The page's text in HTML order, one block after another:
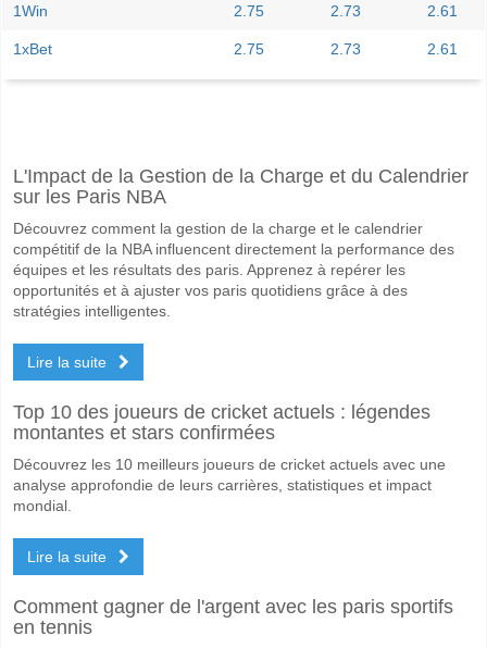
1Win 2.75 2.73 2.61
1xBet 2.75 2.73 2.61
Le match entre Raja Beni Mellal v Chabab Atl. Khenifra 13 June 2026
Un Match Nul dans le match a une probabilité de 36%.
Les deux équipes marqueront-elles dans le match
Non pour Les Deux Équipes Marquent, avec un pourcentage de 66%.
Quel sera le résultat correct attendu entre Raja Beni
L'Impact de la Gestion de la Charge et du Calendrier
sur les Paris NBA
Découvrez comment la gestion de la charge et le calendrier
compétitif de la NBA influencent directement la performance des
équipes et les résultats des paris. Apprenez à repérer les
opportunités et à ajuster vos paris quotidiens grâce à des
stratégies intelligentes.
Lire la suite
Top 10 des joueurs de cricket actuels : légendes
montantes et stars confirmées
Découvrez les 10 meilleurs joueurs de cricket actuels avec une
analyse approfondie de leurs carrières, statistiques et impact
mondial.
Lire la suite
Comment gagner de l'argent avec les paris sportifs
en tennis